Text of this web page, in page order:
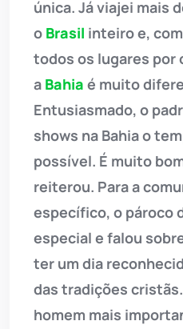
única. Já viajei mais
o Brasil inteiro e,
todos os lugares por
a Bahia é muito
Entusiasmado, o
shows na Bahia o
possível. É muito
reiterou. Para a
específico, o pároco
especial e falou
ter um dia
das tradições cristãs.
homem mais